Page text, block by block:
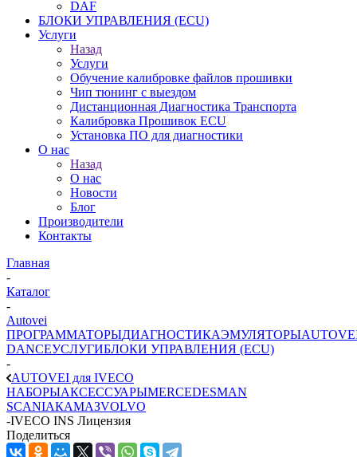
DAF
БЛОКИ УПРАВЛЕНИЯ (ECU)
Услуги
Назад
Услуги
Обучение калибровке файлов прошивки
Чип тюнинг с выездом
Дистанционная Диагностика Транспорта
Калибровка Прошивок ECU
Установка ПО для диагностики
О нас
Назад
О нас
Новости
Блог
Производители
Контакты
Главная
-
Каталог
-
Autovei
ПРОГРАММАТОРЫДИАГНОСТИКАЭМУЛЯТОРЫ
DANCEУСЛУГИБЛОКИ УПРАВЛЕНИЯ (ECU)
-
AUTOVEI для IVECO
НАБОРЫАКСЕССУАРЫMERCEDESMAN
SCANIAКАМАЗVOLVO
-IVECO INS Лицензия
Поделиться